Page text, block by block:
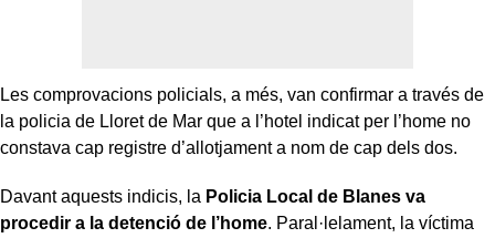
Les comprovacions policials, a més, van confirmar a través de
la policia de Lloret de Mar que a l’hotel indicat per l’home no
constava cap registre d’allotjament a nom de cap dels dos.
Davant aquests indicis, la Policia Local de Blanes va
procedir a la detenció de l’home. Paral·lelament, la víctima